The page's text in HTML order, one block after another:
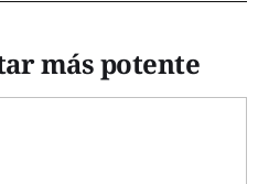
más potente